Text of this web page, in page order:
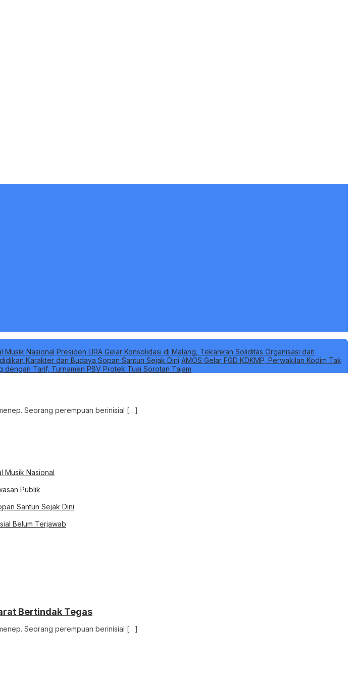
Musik Nasional Presiden LIRA Gelar Konsolidasi di Malang, Tekankan Soliditas Organisasi dan
Karakter dan Budaya Sopan Santun Sejak Dini AMOS Gelar FGD KDKMP, Perwakilan Kodim Tak
dengan Tarif, Turnamen PBV Protek Tuai Sorotan Tajam
Seorang perempuan berinisial […]
Musik Nasional
Publik
Santun Sejak Dini
Belum Terjawab
Bertindak Tegas
Seorang perempuan berinisial […]